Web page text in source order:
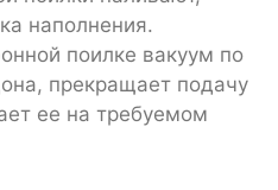
наполнения.
поилке вакуум по
прекращает подачу
ее на требуемом